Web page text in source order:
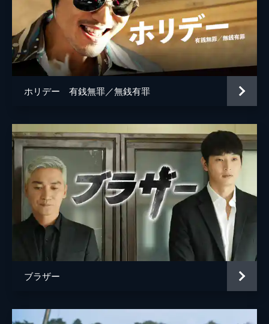
ホリデー 有銭無罪／無銭有罪
ブラザー